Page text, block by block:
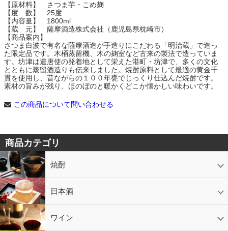
【原材料】 さつま芋・こめ麹
【度 数】 25度
【内容量】 1800ml
【蔵 元】 薩摩酒造株式会社（鹿児島県枕崎市）
【商品案内】
さつま白波で有名な薩摩酒造が手造りにこだわる「明治蔵」で造っ
た限定品です。木桶蒸留機、木の麹室など古来の製法で造っていま
す。坊津は遣唐使の発着地として栄えた港町・坊津で、多くの文化
とともに蒸留酒造りも伝来しました。焼酎原料として最適の黄金千
貫を使用し、昔ながらの１００年甕でじっくり仕込んだ焼酎です。
素材の旨みが残り、ほのぼのと暖かくどこか懐かしい味わいです。
この商品について問い合わせる
商品カテゴリ
焼酎
芋焼酎
かめ壷入り焼酎
黒糖焼酎
米焼酎
麦焼酎
そば焼酎
泡盛
とうもろこし焼酎
ギフトコーナー
セットコーナー
益々繁盛
鹿児島限定 日本酒
日本酒
スパークリング
ギフト ワイン